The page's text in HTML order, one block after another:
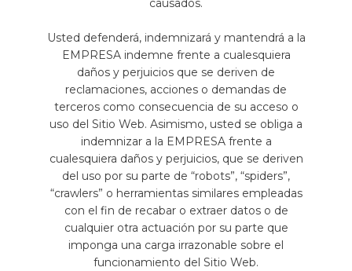
causados.
Usted defenderá, indemnizará y mantendrá a la
EMPRESA indemne frente a cualesquiera
daños y perjuicios que se deriven de
reclamaciones, acciones o demandas de
terceros como consecuencia de su acceso o
uso del Sitio Web. Asimismo, usted se obliga a
indemnizar a la EMPRESA frente a
cualesquiera daños y perjuicios, que se deriven
del uso por su parte de “robots”, “spiders”,
“crawlers” o herramientas similares empleadas
con el fin de recabar o extraer datos o de
cualquier otra actuación por su parte que
imponga una carga irrazonable sobre el
funcionamiento del Sitio Web.